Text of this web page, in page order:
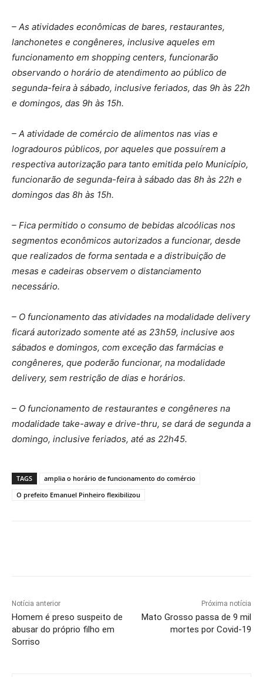
– As atividades econômicas de bares, restaurantes,
lanchonetes e congêneres, inclusive aqueles em
funcionamento em shopping centers, funcionarão
observando o horário de atendimento ao público de
segunda-feira à sábado, inclusive feriados, das 9h às 22h
e domingos, das 9h às 15h.
– A atividade de comércio de alimentos nas vias e
logradouros públicos, por aqueles que possuírem a
respectiva autorização para tanto emitida pelo Município,
funcionarão de segunda-feira à sábado das 8h às 22h e
domingos das 8h às 15h.
– Fica permitido o consumo de bebidas alcoólicas nos
segmentos econômicos autorizados a funcionar, desde
que realizados de forma sentada e a distribuição de
mesas e cadeiras observem o distanciamento
necessário.
– O funcionamento das atividades na modalidade delivery
ficará autorizado somente até as 23h59, inclusive aos
sábados e domingos, com exceção das farmácias e
congêneres, que poderão funcionar, na modalidade
delivery, sem restrição de dias e horários.
– O funcionamento de restaurantes e congêneres na
modalidade take-away e drive-thru, se dará de segunda a
domingo, inclusive feriados, até as 22h45.
TAGS
amplia o horário de funcionamento do comércio
O prefeito Emanuel Pinheiro flexibilizou
Notícia anterior
Homem é preso suspeito de
abusar do próprio filho em
Sorriso
Próxima notícia
Mato Grosso passa de 9 mil
mortes por Covid-19